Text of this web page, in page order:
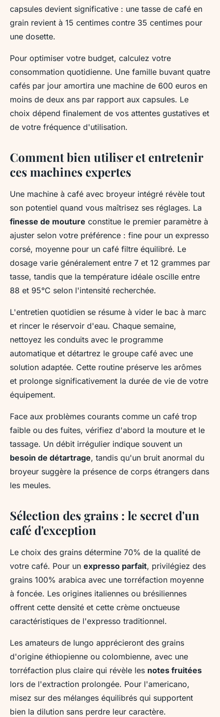
capsules devient significative : une tasse de café en
grain revient à 15 centimes contre 35 centimes pour
une dosette.
Pour optimiser votre budget, calculez votre
consommation quotidienne. Une famille buvant quatre
cafés par jour amortira une machine de 600 euros en
moins de deux ans par rapport aux capsules. Le
choix dépend finalement de vos attentes gustatives et
de votre fréquence d'utilisation.
Comment bien utiliser et entretenir
ces machines expertes
Une machine à café avec broyeur intégré révèle tout
son potentiel quand vous maîtrisez ses réglages. La
finesse de mouture constitue le premier paramètre à
ajuster selon votre préférence : fine pour un expresso
corsé, moyenne pour un café filtre équilibré. Le
dosage varie généralement entre 7 et 12 grammes par
tasse, tandis que la température idéale oscille entre
88 et 95°C selon l'intensité recherchée.
L'entretien quotidien se résume à vider le bac à marc
et rincer le réservoir d'eau. Chaque semaine,
nettoyez les conduits avec le programme
automatique et détartrez le groupe café avec une
solution adaptée. Cette routine préserve les arômes
et prolonge significativement la durée de vie de votre
équipement.
Face aux problèmes courants comme un café trop
faible ou des fuites, vérifiez d'abord la mouture et le
tassage. Un débit irrégulier indique souvent un
besoin de détartrage, tandis qu'un bruit anormal du
broyeur suggère la présence de corps étrangers dans
les meules.
Sélection des grains : le secret d'un
café d'exception
Le choix des grains détermine 70% de la qualité de
votre café. Pour un expresso parfait, privilégiez des
grains 100% arabica avec une torréfaction moyenne
à foncée. Les origines italiennes ou brésiliennes
offrent cette densité et cette crème onctueuse
caractéristiques de l'expresso traditionnel.
Les amateurs de lungo apprécieront des grains
d'origine éthiopienne ou colombienne, avec une
torréfaction plus claire qui révèle les notes fruitées
lors de l'extraction prolongée. Pour l'americano,
misez sur des mélanges équilibrés qui supportent
bien la dilution sans perdre leur caractère.